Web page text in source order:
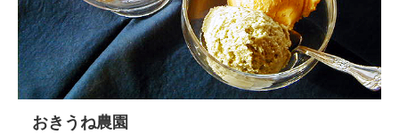
おきうね農園